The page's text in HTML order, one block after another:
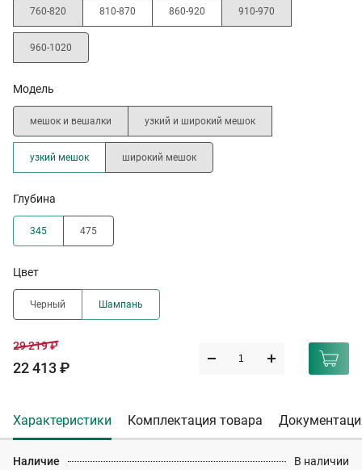
760-820 810-870 860-920 910-970
960-1020
Модель
мешок и вешалки узкий и широкий мешок
узкий мешок широкий мешок
Глубина
345 475
Цвет
Черный Шампань
29 219 ₽
22 413 ₽
Характеристики Комплектация товара
Наличие В наличии